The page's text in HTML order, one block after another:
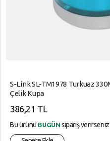
S-Link SL-TM1978 Turkuaz
Çelik Kupa
386,21 TL
Bu ürünü BUGÜN sipariş